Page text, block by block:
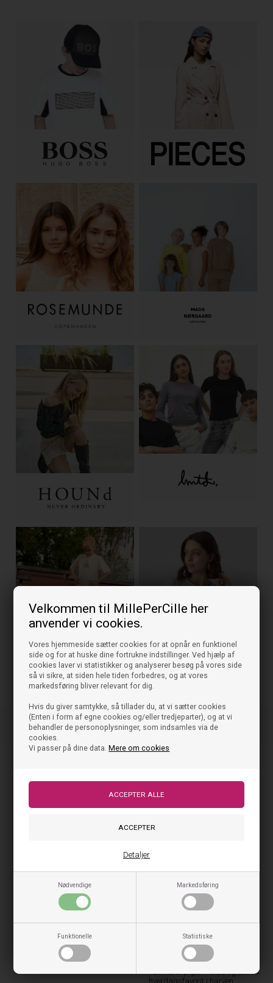
Velkommen til MillePerCille her
anvender vi cookies.
Vores hjemmeside sætter cookies for at opnår en funktionel
side og for at huske dine fortrukne indstillinger. Ved hjælp af
cookies laver vi statistikker og analyserer besøg på vores side
så vi sikre, at siden hele tiden forbedres, og at vores
markedsføring bliver relevant for dig.
Hvis du giver samtykke, så tillader du, at vi sætter cookies
(Enten i form af egne cookies og/eller tredjeparter), og at vi
behandler de personoplysninger, som indsamles via de
cookies.
Vi passer på dine data. Mere om cookies
Nødvendige Markedsføring
Funktionelle Statistiske
Detaljer
Clarks Wallabee Evo Sh Suede
DKK
Mads Nørgaard sweatshirt
Talinka til piger – blød og stilren
hverdagsfavorit i harven